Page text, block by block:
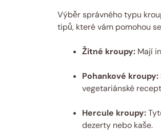
Výběr správného typu
tipů, které vám pomohou
Žitné kroupy: Mají
Pohankové kroupy:
vegetariánské
Hercule kroupy:
dezerty nebo kaše.